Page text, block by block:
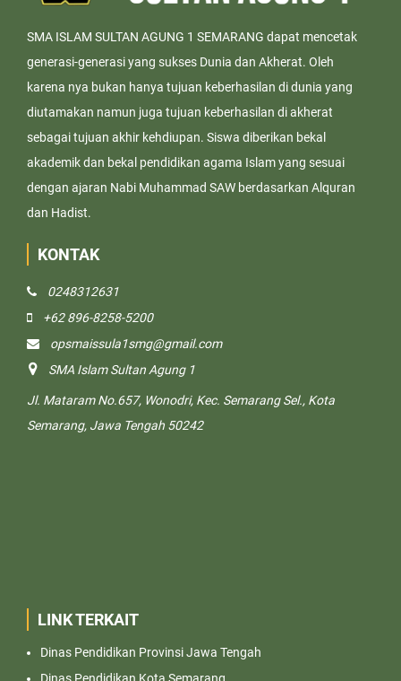
SMA ISLAM SULTAN AGUNG 1 SEMARANG dapat mencetak
generasi-generasi yang sukses Dunia dan Akherat. Oleh
karena nya bukan hanya tujuan keberhasilan di dunia yang
diutamakan namun juga tujuan keberhasilan di akherat
sebagai tujuan akhir kehdiupan. Siswa diberikan bekal
akademik dan bekal pendidikan agama Islam yang sesuai
dengan ajaran Nabi Muhammad SAW berdasarkan Alquran
dan Hadist.
KONTAK
0248312631
+62 896-8258-5200
opsmaissula1smg@gmail.com
SMA Islam Sultan Agung 1
Jl. Mataram No.657, Wonodri, Kec. Semarang Sel., Kota
Semarang, Jawa Tengah 50242
LINK TERKAIT
Dinas Pendidikan Provinsi Jawa Tengah
Dinas Pendidikan Kota Semarang